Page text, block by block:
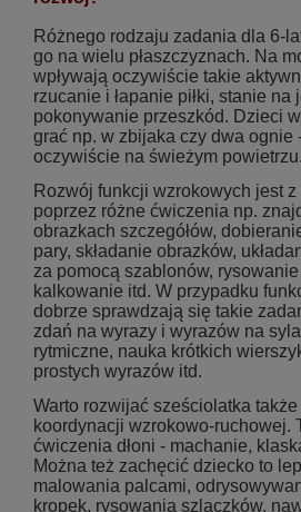
Różnego rodzaju zadania dla 6-
go na wielu płaszczyznach. Na
wpływają oczywiście takie
rzucanie i łapanie piłki, stanie
pokonywanie przeszkód. Dzieci
grać np. w zbijaka czy dwa ognie
oczywiście na świeżym powietrzu.
Rozwój funkcji wzrokowych jest
poprzez różne ćwiczenia np.
obrazkach szczegółów,
pary, składanie obrazków,
za pomocą szablonów,
kalkowanie itd. W przypadku
dobrze sprawdzają się takie
zdań na wyrazy i wyrazów na
rytmiczne, nauka krótkich
prostych wyrazów itd.
Warto rozwijać sześciolatka
koordynacji wzrokowo-ruchowej.
ćwiczenia dłoni - machanie,
Można też zachęcić dziecko to
malowania palcami,
kropek, rysowania szlaczków,